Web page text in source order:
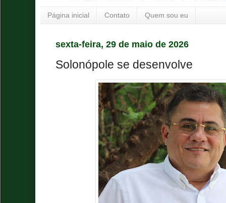
Página inicial Contato Quem sou eu
sexta-feira, 29 de maio de 2026
Solonópole se desenvolve